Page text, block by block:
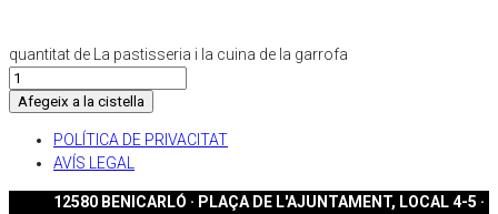
quantitat de La pastisseria i la cuina de la garrofa
Afegeix a la cistella
POLÍTICA DE PRIVACITAT
AVÍS LEGAL
12580 BENICARLÓ · PLAÇA DE L'AJUNTAMENT, LOCAL 4-5 ·